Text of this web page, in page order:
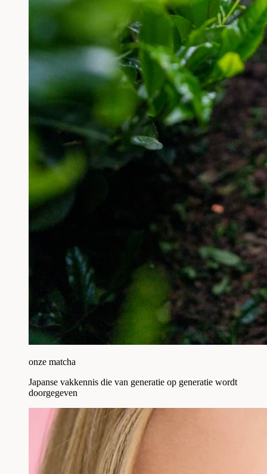
onze matcha
Japanse vakkennis die van generatie op generatie wordt
doorgegeven